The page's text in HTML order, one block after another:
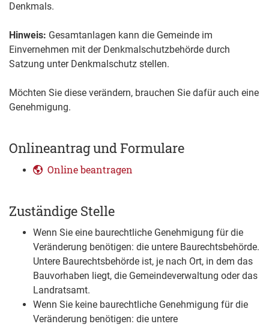
Denkmals.
Hinweis: Gesamtanlagen kann die Gemeinde im
Einvernehmen mit der Denkmalschutzbehörde durch
Satzung unter Denkmal schutz stellen.
Möchten Sie diese verändern, brauchen Sie dafür auch eine
Genehmigung.
Onlineantrag und Formulare
Online beantragen
Zuständige Stelle
Wenn Sie eine baurechtliche Genehmigung für die
Veränderung benötigen: die untere Baurechtsbehörde.
Untere Baurechtsbehörde ist, je nach Ort, in dem das
Bauvorhaben liegt, die Gemeindeverwaltung oder das
Landratsamt.
Wenn Sie keine baurechtliche Genehmigung für die
Veränderung benötigen: die untere